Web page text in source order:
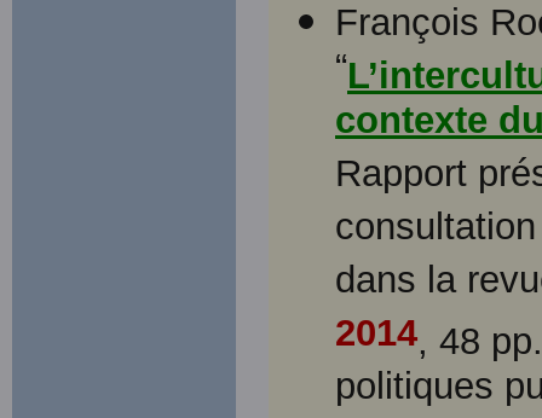
François
“
contexte
Rapport
dans la
2014, 48
politiques